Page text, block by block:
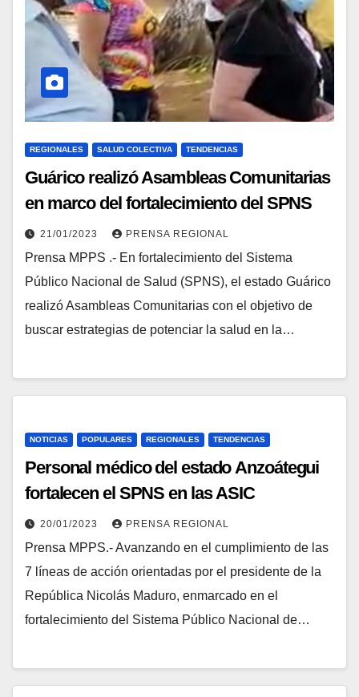
REGIONALES SALUD COLECTIVA TENDENCIAS
Guárico realizó Asambleas Comunitarias
en marco del fortalecimiento del SPNS
21/01/2023 PRENSA REGIONAL
Prensa MPPS .- En fortalecimiento del Sistema
Público Nacional de Salud (SPNS), el estado Guárico
realizó Asambleas Comunitarias con el objetivo de
buscar estrategias de potenciar la salud en la…
NOTICIAS POPULARES REGIONALES TENDENCIAS
Personal médico del estado Anzoátegui
fortalecen el SPNS en las ASIC
20/01/2023 PRENSA REGIONAL
Prensa MPPS.- Avanzando en el cumplimiento de las
7 líneas de acción orientadas por el presidente de la
República Nicolás Maduro, enmarcado en el
fortalecimiento del Sistema Público Nacional de…